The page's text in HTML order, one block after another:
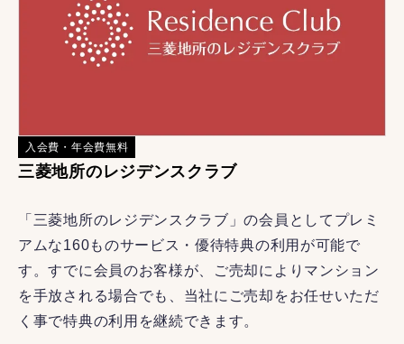
入会費・年会費無料
三菱地所のレジデンスクラブ
「三菱地所のレジデンスクラブ」の会員としてプレミ
アムな160ものサービス・優待特典の利用が可能で
す。すでに会員のお客様が、ご売却によりマンション
を手放される場合でも、当社にご売却をお任せいただ
く事で特典の利用を継続できます。